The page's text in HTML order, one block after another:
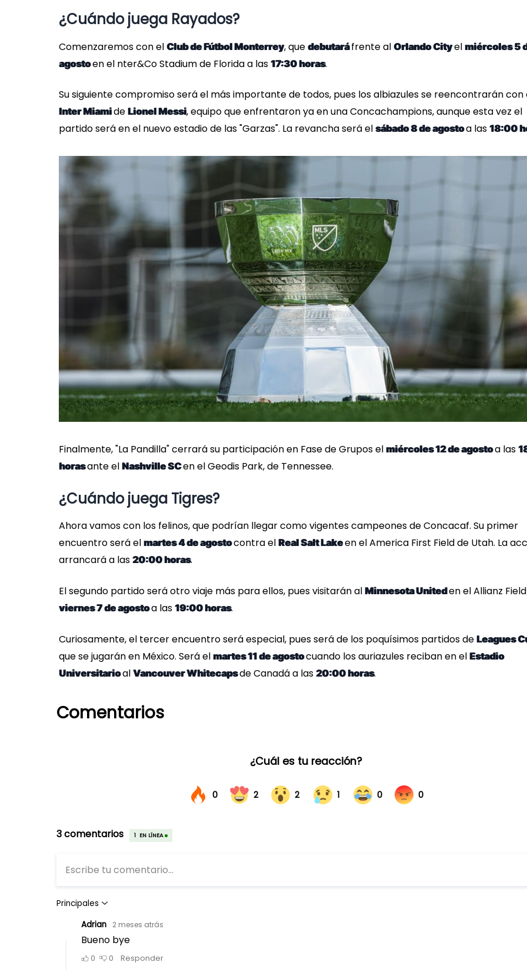
¿Cuándo juega Rayados?
Comenzaremos con el Club de Fútbol Monterrey, que debutaráfrente al Orlando Cityel miércoles 5
agostoen el nter&Co Stadium de Florida a las 17:30 horas.
Su siguiente compromiso será el más importante de todos, pues los albiazules se reencontrarán con
Inter Miamide Lionel Messi, equipo que enfrentaron ya en una Concachampions, aunque esta vez el
partido será en el nuevo estadio de las "Garzas". La revancha será el sábado 8 de agostoa las 18:00
Finalmente, "La Pandilla" cerrará su participación en Fase de Grupos el miércoles 12 de agostoa las
horasante el Nashville SCen el Geodis Park, de Tennessee.
¿Cuándo juega Tigres?
Ahora vamos con los felinos, que podrían llegar como vigentes campeones de Concacaf. Su primer
encuentro será el martes 4 de agostocontra el Real Salt Lakeen el America First Field de Utah. La
arrancará a las 20:00 horas.
El segundo partido será otro viaje más para ellos, pues visitarán al Minnesota Uniteden el Allianz
viernes 7 de agostoa las 19:00 horas.
Curiosamente, el tercer encuentro será especial, pues será de los poquísimos partidos de Leagues
que se jugarán en México. Será el martes 11 de agostocuando los auriazules reciban en el Estadio
Universitarioal Vancouver Whitecapsde Canadá a las 20:00 horas.
Comentarios